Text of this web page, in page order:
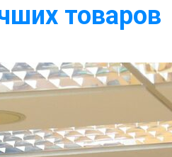
товаров